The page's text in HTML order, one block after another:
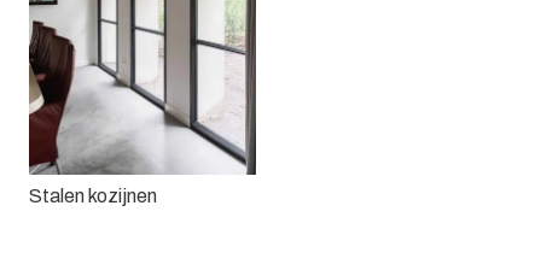
Stalen kozijnen